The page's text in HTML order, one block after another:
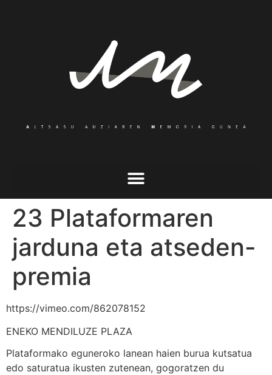
23 Plataformaren
jarduna eta atseden-
premia
https://vimeo.com/862078152
ENEKO MENDILUZE PLAZA
Plataformako eguneroko lanean haien burua kutsatua
edo saturatua ikusten zutenean, gogoratzen du